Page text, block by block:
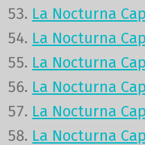
La Nocturna
La Nocturna
La Nocturna
La Nocturna
La Nocturna
La Nocturna